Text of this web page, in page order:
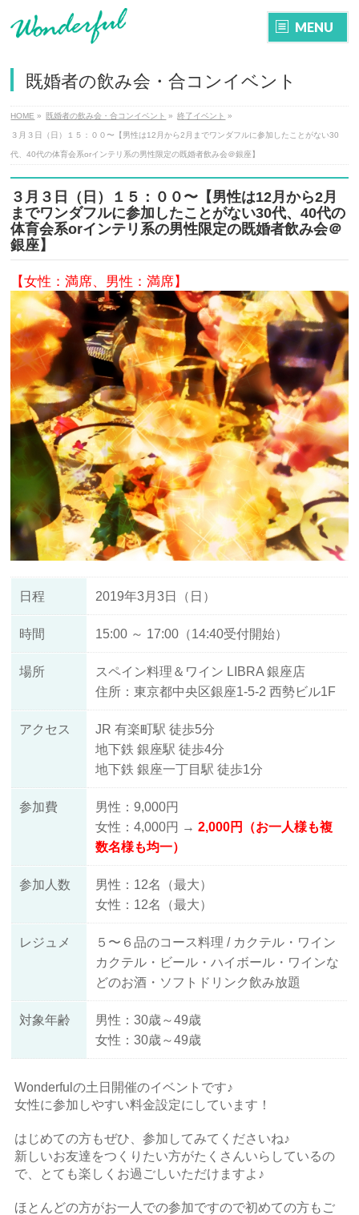
MENU
既婚者の飲み会・合コンイベント
HOME » 既婚者の飲み会・合コンイベント » 終了イベント »
３月３日（日）１５：００〜【男性は12月から2月までワンダフルに参加したことがない30
代、40代の体育会系orインテリ系の男性限定の既婚者飲み会＠銀座】
３月３日（日）１５：００〜【男性は12月から2月
までワンダフルに参加したことがない30代、40代の
体育会系orインテリ系の男性限定の既婚者飲み会＠
銀座】
【女性：満席、男性：満席】
日程 2019年3月3日（日）
時間 15:00 ～ 17:00（14:40受付開始）
場所
スペイン料理＆ワイン LIBRA 銀座店
住所：東京都中央区銀座1-5-2 西勢ビル1F
アクセス
JR 有楽町駅 徒歩5分
地下鉄 銀座駅 徒歩4分
地下鉄 銀座一丁目駅 徒歩1分
参加費
男性：9,000円
女性：4,000円 →2,000円（お一人様も複
数名様も均一）
参加人数
男性：12名（最大）
女性：12名（最大）
レジュメ
５〜６品のコース料理 / カクテル・ワイン
カクテル・ビール・ハイボール・ワインな
どのお酒・ソフトドリンク飲み放題
対象年齢
男性：30歳～49歳
女性：30歳～49歳
Wonderfulの土日開催のイベントです♪
女性に参加しやすい料金設定にしています！
はじめての方もぜひ、参加してみてくださいね♪
新しいお友達をつくりたい方がたくさんいらしているの
で、とても楽しくお過ごしいただけますよ♪
ほとんどの方がお一人での参加ですので初めての方もご